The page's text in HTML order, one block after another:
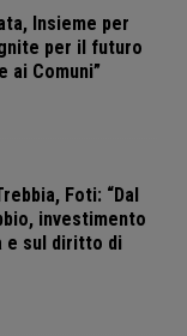
Insieme per
per il futuro
ai Comuni”
Foti: “Dal
investimento
e sul diritto di